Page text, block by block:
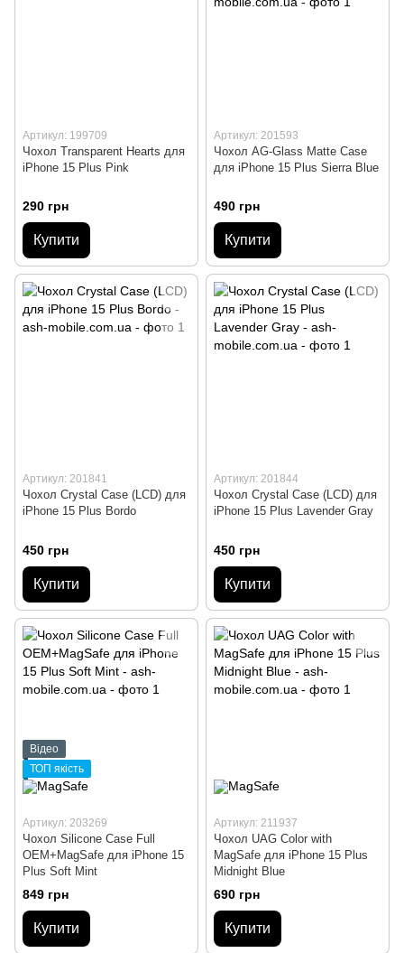
Артикул: 199709
Чохол Transparent Hearts для
iPhone 15 Plus Pink
290 грн
Купити
Артикул: 201593
Чохол AG-Glass Matte Case
для iPhone 15 Plus Sierra Blue
490 грн
Купити
Артикул: 201841
Чохол Crystal Case (LCD) для
iPhone 15 Plus Bordo
450 грн
Купити
Артикул: 201844
Чохол Crystal Case (LCD) для
iPhone 15 Plus Lavender Gray
450 грн
Купити
Відео
ТОП якість
Артикул: 203269
Чохол Silicone Case Full
OEM+MagSafe для iPhone 15
Plus Soft Mint
849 грн
Купити
Артикул: 211937
Чохол UAG Color with
MagSafe для iPhone 15 Plus
Midnight Blue
690 грн
Купити